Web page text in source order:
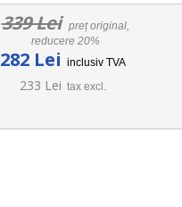
339 Lei
preț original,
reducere 20%
282 Lei inclusiv TVA
233 Lei tax excl.